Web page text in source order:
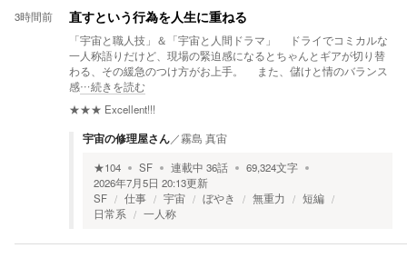
3時間前 直すという行為を人生に重ねる
「宇宙と職人技」＆「宇宙と人間ドラマ」 ドライでコミカルな
一人称語りだけど、現場の緊迫感になるとちゃんとギアが切り替
わる、その緩急のつけ方がお上手。 また、儲けと情のバランス
感…続きを読む
★★★ Excellent!!!
宇宙の修理屋さん／霧島 真宙
★104 SF 連載中 36話 69,324文字
2026年7月5日 20:13更新
SF
仕事 宇宙 ぼやき 無重力
短編
日常系
一人称